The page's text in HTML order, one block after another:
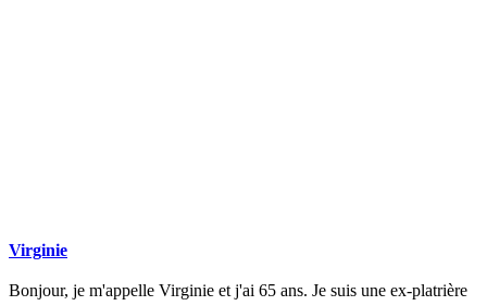
Virginie
Bonjour, je m'appelle Virginie et j'ai 65 ans. Je suis une ex-platrière